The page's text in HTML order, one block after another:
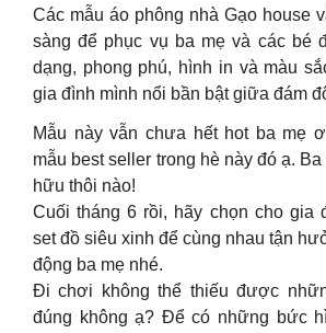
Các mẫu áo phông nhà Gạo house
sàng để phục vụ ba mẹ và các bé
dạng, phong phú, hình in và màu
gia đình mình nổi bần bật giữa đám
Mẫu này vẫn chưa hết hot ba mẹ
mẫu best seller trong hè này đó ạ.
hữu thôi nào!
Cuối tháng 6 rồi, hãy chọn cho gia
set đồ siêu xinh để cùng nhau tận
động ba mẹ nhé.
Đi chơi không thể thiếu được
đúng không ạ? Để có những bức